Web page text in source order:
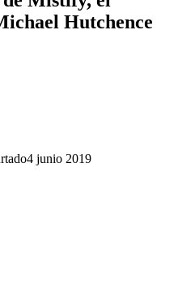
Hutchence
4 junio 2019